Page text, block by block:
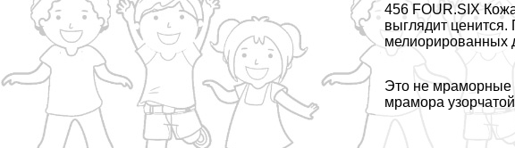
456 FOUR.SIX
выглядит ценится.
мелиорированных
Это не мраморные
мрамора